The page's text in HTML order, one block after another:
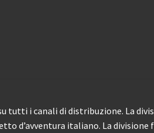
tutti i canali di distribuzione. La
d’avventura italiano. La